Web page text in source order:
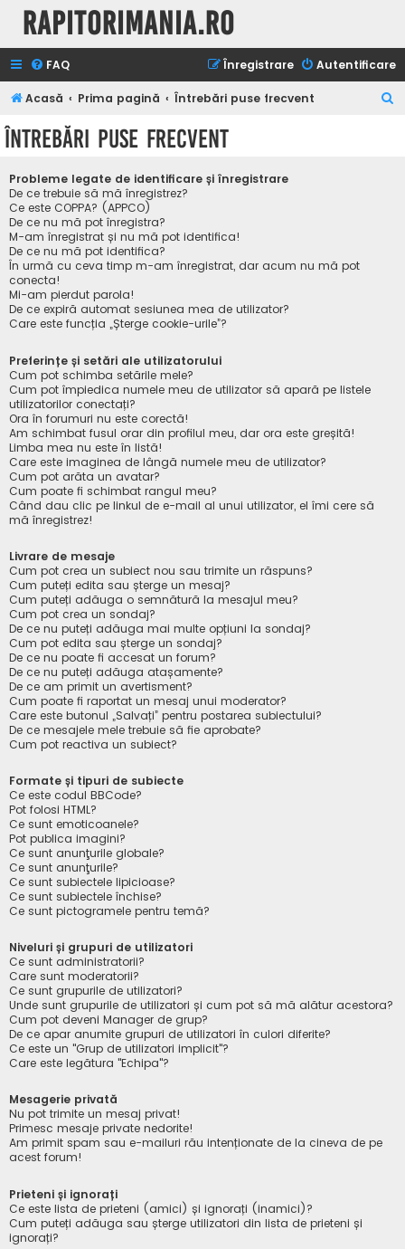
Rapitorimania.ro
FAQ Autentificare
Înregistrare
Acasă Prima pagină Întrebări puse frecvent
Întrebări puse frecvent
Probleme legate de identificare și înregistrare
De ce trebuie să mă înregistrez?
Ce este COPPA? (APPCO)
De ce nu mă pot înregistra?
M-am înregistrat și nu mă pot identifica!
De ce nu mă pot identifica?
În urmă cu ceva timp m-am înregistrat, dar acum nu mă pot
conecta!
Mi-am pierdut parola!
De ce expiră automat sesiunea mea de utilizator?
Care este funcția „Șterge cookie-urile”?
Preferințe și setări ale utilizatorului
Cum pot schimba setările mele?
Cum pot împiedica numele meu de utilizator să apară pe listele
utilizatorilor conectați?
Ora în forumuri nu este corectă!
Am schimbat fusul orar din profilul meu, dar ora este greșită!
Limba mea nu este în listă!
Care este imaginea de lângă numele meu de utilizator?
Cum pot arăta un avatar?
Cum poate fi schimbat rangul meu?
Când dau clic pe linkul de e-mail al unui utilizator, el îmi cere să
mă înregistrez!
Livrare de mesaje
Cum pot crea un subiect nou sau trimite un răspuns?
Cum puteți edita sau șterge un mesaj?
Cum puteți adăuga o semnătură la mesajul meu?
Cum pot crea un sondaj?
De ce nu puteți adăuga mai multe opțiuni la sondaj?
Cum pot edita sau șterge un sondaj?
De ce nu poate fi accesat un forum?
De ce nu puteți adăuga atașamente?
De ce am primit un avertisment?
Cum poate fi raportat un mesaj unui moderator?
Care este butonul „Salvați” pentru postarea subiectului?
De ce mesajele mele trebuie să fie aprobate?
Cum pot reactiva un subiect?
Formate și tipuri de subiecte
Ce este codul BBCode?
Pot folosi HTML?
Ce sunt emoticoanele?
Pot publica imagini?
Ce sunt anunţurile globale?
Ce sunt anunţurile?
Ce sunt subiectele lipicioase?
Ce sunt subiectele închise?
Ce sunt pictogramele pentru temă?
Niveluri și grupuri de utilizatori
Ce sunt administratorii?
Care sunt moderatorii?
Ce sunt grupurile de utilizatori?
Unde sunt grupurile de utilizatori și cum pot să mă alătur acestora?
Cum pot deveni Manager de grup?
De ce apar anumite grupuri de utilizatori în culori diferite?
Ce este un "Grup de utilizatori implicit"?
Care este legătura "Echipa"?
Mesagerie privată
Nu pot trimite un mesaj privat!
Primesc mesaje private nedorite!
Am primit spam sau e-mailuri rău intenționate de la cineva de pe
acest forum!
Prieteni și ignorați
Ce este lista de prieteni (amici) și ignorați (inamici)?
Cum puteți adăuga sau șterge utilizatori din lista de prieteni și
ignorați?